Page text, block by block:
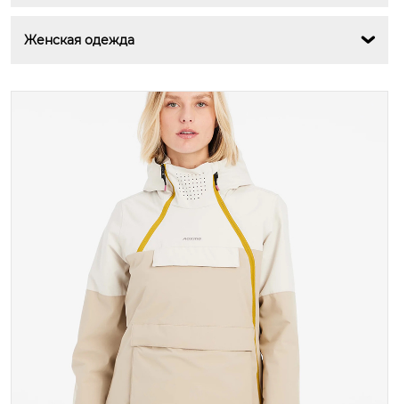
Женская одежда 